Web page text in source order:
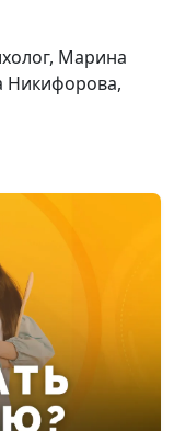
Анна
#99
Марина
Никифорова,